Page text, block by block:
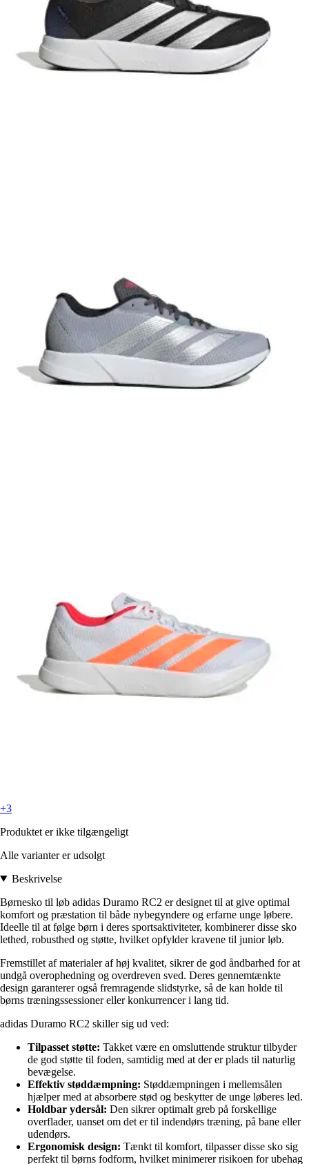
+3
Produktet er ikke tilgængeligt
Alle varianter er udsolgt
Beskrivelse
Børnesko til løb adidas Duramo RC2 er designet til at give optimal
komfort og præstation til både nybegyndere og erfarne unge løbere.
Ideelle til at følge børn i deres sportsaktiviteter, kombinerer disse sko
lethed, robusthed og støtte, hvilket opfylder kravene til junior løb.
Fremstillet af materialer af høj kvalitet, sikrer de god åndbarhed for at
undgå overophedning og overdreven sved. Deres gennemtænkte
design garanterer også fremragende slidstyrke, så de kan holde til
børns træningssessioner eller konkurrencer i lang tid.
adidas Duramo RC2 skiller sig ud ved:
Tilpasset støtte: Takket være en omsluttende struktur tilbyder
de god støtte til foden, samtidig med at der er plads til naturlig
bevægelse.
Effektiv støddæmpning: Støddæmpningen i mellemsålen
hjælper med at absorbere stød og beskytter de unge løberes led.
Holdbar ydersål: Den sikrer optimalt greb på forskellige
overflader, uanset om det er til indendørs træning, på bane eller
udendørs.
Ergonomisk design: Tænkt til komfort, tilpasser disse sko sig
perfekt til børns fodform, hvilket minimerer risikoen for ubehag